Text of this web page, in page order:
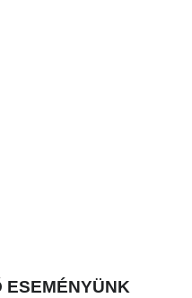
ESEMÉNYÜNK